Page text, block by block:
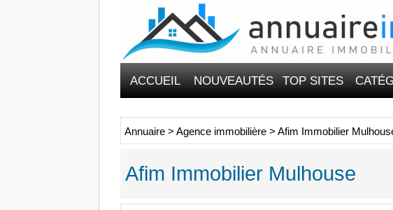
ACCUEIL NOUVEAUTÉS TOP SITES
Annuaire > Agence immobilière > Afim Immobilier
Afim Immobilier Mulhouse